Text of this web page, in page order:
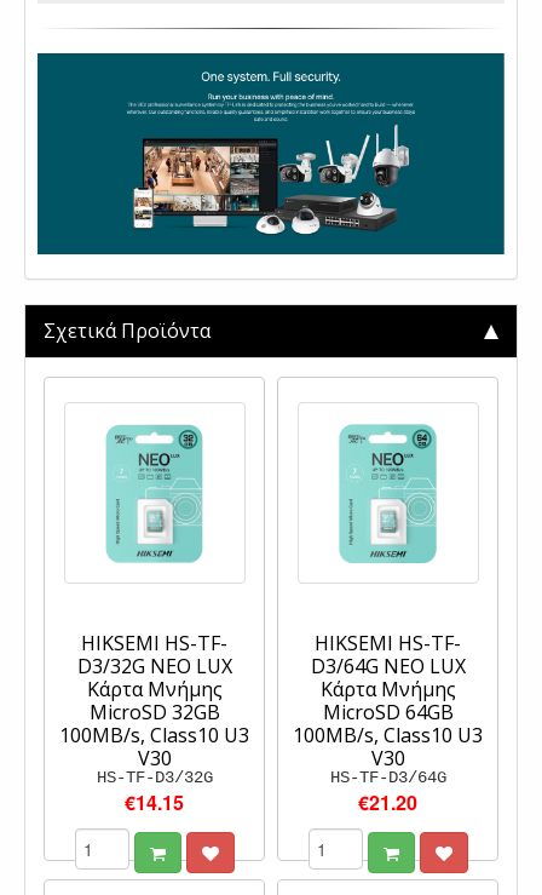
Σχετικά Προϊόντα
HIKSEMI HS-TF-
D3/32G NEO LUX
Κάρτα Μνήμης
MicroSD 32GB
100MB/s, Class10 U3
V30
HS-TF-D3/32G
€14.15
HIKSEMI HS-TF-
D3/64G NEO LUX
Κάρτα Μνήμης
MicroSD 64GB
100MB/s, Class10 U3
V30
HS-TF-D3/64G
€21.20